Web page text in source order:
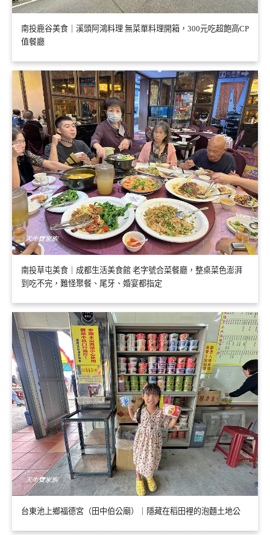
南投鹿谷美食｜溪頭阿鴻料理 無菜單料理開箱，300元吃超飽高CP
值餐廳
南投草屯美食｜成都生活美食館 老字號合菜餐廳，整桌菜色澎湃
到吃不完，難怪聚餐、尾牙、婚宴都指定
台東池上鄉福德宮（田中伯公廟）｜隱藏在稻田裡的泡麵土地公